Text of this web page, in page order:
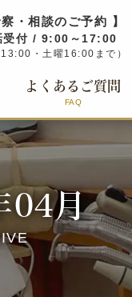
察・相談のご予約 】
受付 / 9:00～17:00
13:00・土曜16:00まで）
よくあるご質問
FAQ
04月